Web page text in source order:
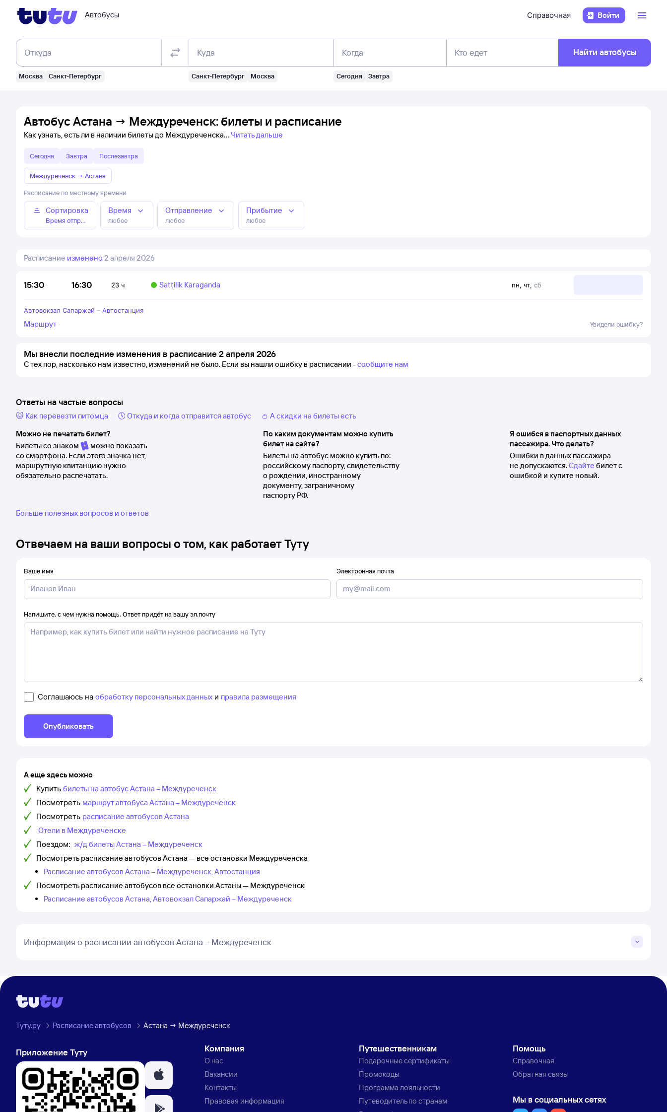
Автобусы Справочная Войти
Откуда
Москва Санкт-Петербург
Куда
Санкт-Петербург Москва
Когда
Сегодня Завтра
Кто едет Найти автобусы
Автобус Астана → Междуреченск: билеты и расписание
Как узнать, есть ли в наличии билеты до Междуреченска Читать дальше
Сегодня Завтра Послезавтра
Междуреченск → Астана
Расписание по местному времени
Сортировка
Время отправления
Время
любое
Отправление
любое
Прибытие
любое
Расписание изменено 2 апреля 2026
15:30 16:30 23 ч Sattilik Karaganda пн, чт, сб
Автовокзал Сапаржай – Автостанция
Маршрут Увидели ошибку?
Мы внесли последние изменения в расписание 2 апреля 2026
С тех пор, насколько нам известно, изменений не было. Если вы нашли ошибку в расписании -сообщите нам
Ответы на частые вопросы
🐱 Как перевезти питомца 🕔 Откуда и когда отправится автобус
👛 А скидки на билеты есть
Можно не печатать билет?
Билеты со знаком
можно показать
со смартфона. Если этого значка нет,
маршрутную квитанцию нужно
обязательно распечатать.
По каким документам можно купить
билет на сайте?
Билеты на автобус можно купить по:
российскому паспорту, свидетельству
о рождении, иностранному
документу, заграничному
паспорту РФ.
Я ошибся в паспортных данных
пассажира. Что делать?
Ошибки в данных пассажира
не допускаются.Сдайте билет с
ошибкой и купите новый.
Больше полезных вопросов и ответов
Отвечаем на ваши вопросы о том, как работает Туту
Ваше имя Электронная почта
Напишите, с чем нужна помощь. Ответ придёт на вашу эл.почту
Соглашаюсь на обработку персональных данных и правила размещения
Опубликовать
А еще здесь можно
Купить билеты на автобус Астана – Междуреченск
Посмотреть маршрут автобуса Астана – Междуреченск
Посмотреть расписание автобусов Астана
Отели в Междуреченске
Поездом: ж/д билеты Астана – Междуреченск
Посмотреть расписание автобусов Астана — все остановки Междуреченска
Расписание автобусов Астана – Междуреченск, Автостанция
Посмотреть расписание автобусов все остановки Астаны — Междуреченск
Расписание автобусов Астана, Автовокзал Сапаржай – Междуреченск
Информация о расписании автобусов Астана – Междуреченск
Туту.ру Расписание автобусов Астана → Междуреченск
Приложение Туту Компания
О нас
Вакансии
Контакты
Правовая информация
Путешественникам
Подарочные сертификаты
Промокоды
Программа лояльности
Путеводитель по странам
Помощь
Справочная
Обратная связь
Мы в социальных сетях